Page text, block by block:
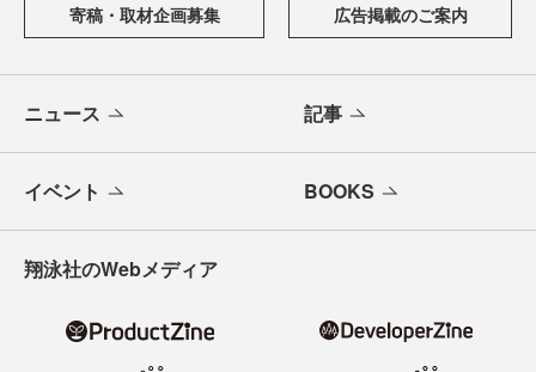
寄稿・取材企画募集 広告掲載のご案内
ニュース 記事
イベント BOOKS
翔泳社のWebメディア